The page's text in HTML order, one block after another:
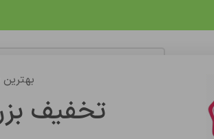
تخفیف وبلاگ